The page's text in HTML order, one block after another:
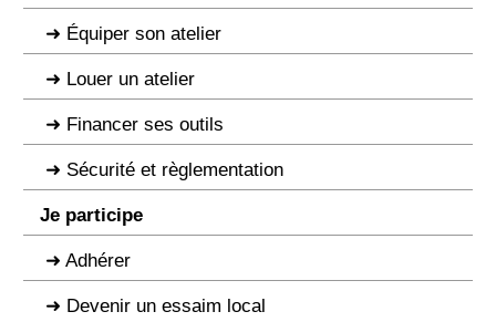
Équiper son atelier
Louer un atelier
Financer ses outils
Sécurité et règlementation
Je participe
Adhérer
Devenir un essaim local